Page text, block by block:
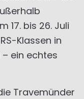
17. bis 26. Juli
Klassen in
ein echtes
Travemünder